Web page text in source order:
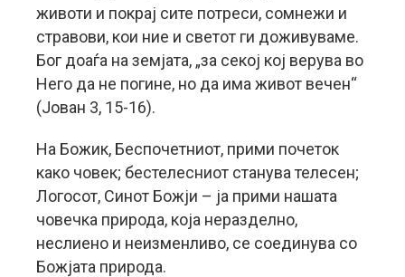
животи и покрај сите потреси, сомнежи и
стравови, кои ние и светот ги доживуваме.
Бог доаѓа на земјата, „за секој кој верува во
Него да не погине, но да има живот вечен“
(Јован 3, 15-16).
На Божик, Беспочетниот, прими почеток
како човек; бестелесниот станува телесен;
Логосот, Синот Божји – ја прими нашата
човечка природа, која неразделно,
неслиено и неизменливо, се соединува со
Божјата природа.